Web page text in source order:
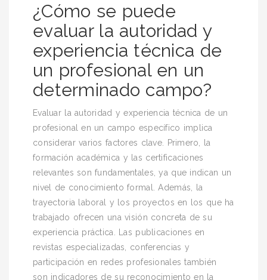
¿Cómo se puede
evaluar la autoridad y
experiencia técnica de
un profesional en un
determinado campo?
Evaluar la autoridad y experiencia técnica de un
profesional en un campo específico implica
considerar varios factores clave. Primero, la
formación académica y las certificaciones
relevantes son fundamentales, ya que indican un
nivel de conocimiento formal. Además, la
trayectoria laboral y los proyectos en los que ha
trabajado ofrecen una visión concreta de su
experiencia práctica. Las publicaciones en
revistas especializadas, conferencias y
participación en redes profesionales también
son indicadores de su reconocimiento en la